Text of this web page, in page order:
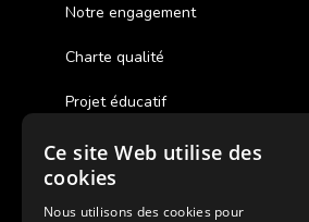
Notre engagement
Charte qualité
Projet éducatif
Des colonies de vacances inclusives
Assurances annulations
Ce site Web utilise des
cookies
Nous utilisons des cookies pour